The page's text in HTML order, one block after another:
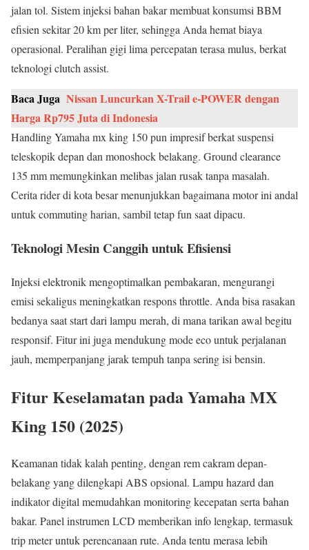
jalan tol. Sistem injeksi bahan bakar membuat konsumsi BBM
efisien sekitar 20 km per liter, sehingga Anda hemat biaya
operasional. Peralihan gigi lima percepatan terasa mulus, berkat
teknologi clutch assist.
Baca Juga Nissan Luncurkan X-Trail e-POWER dengan
Harga Rp795 Juta di Indonesia
Handling Yamaha mx king 150 pun impresif berkat suspensi
teleskopik depan dan monoshock belakang. Ground clearance
135 mm memungkinkan melibas jalan rusak tanpa masalah.
Cerita rider di kota besar menunjukkan bagaimana motor ini andal
untuk commuting harian, sambil tetap fun saat dipacu.
Teknologi Mesin Canggih untuk Efisiensi
Injeksi elektronik mengoptimalkan pembakaran, mengurangi
emisi sekaligus meningkatkan respons throttle. Anda bisa rasakan
bedanya saat start dari lampu merah, di mana tarikan awal begitu
responsif. Fitur ini juga mendukung mode eco untuk perjalanan
jauh, memperpanjang jarak tempuh tanpa sering isi bensin.
Fitur Keselamatan pada Yamaha MX
King 150 (2025)
Keamanan tidak kalah penting, dengan rem cakram depan-
belakang yang dilengkapi ABS opsional. Lampu hazard dan
indikator digital memudahkan monitoring kecepatan serta bahan
bakar. Panel instrumen LCD memberikan info lengkap, termasuk
trip meter untuk perencanaan rute. Anda tentu merasa lebih